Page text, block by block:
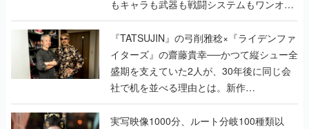
もキャラも武器も戦闘システムもワンオフ
で作り込まれた理由を両ディレクターに聞
く
『TATSUJIN』の弓削雅稔×『ライデンファ
イターズ』の齋藤貴幸──かつて縦シュー全
盛期を支えていた2人が、30年後に同じ会
社で机を並べる理由とは。新作
『TATSUJIN EXTREME』で初タッグを組
んだレジェンド2人に訊く開発秘話
実写映像1000分、ルート分岐100種類以